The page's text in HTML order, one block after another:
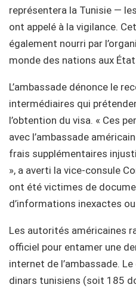
représentera la Tunisie —
ont appelé à la vigilance.
également nourri par
monde des nations aux
L’ambassade dénonce le
intermédiaires qui
l’obtention du visa. « Ces
avec l’ambassade
frais supplémentaires
», a averti la vice-consule
ont été victimes de
d’informations inexactes
Les autorités américaines
officiel pour entamer une
internet de l’ambassade.
dinars tunisiens (soit 185